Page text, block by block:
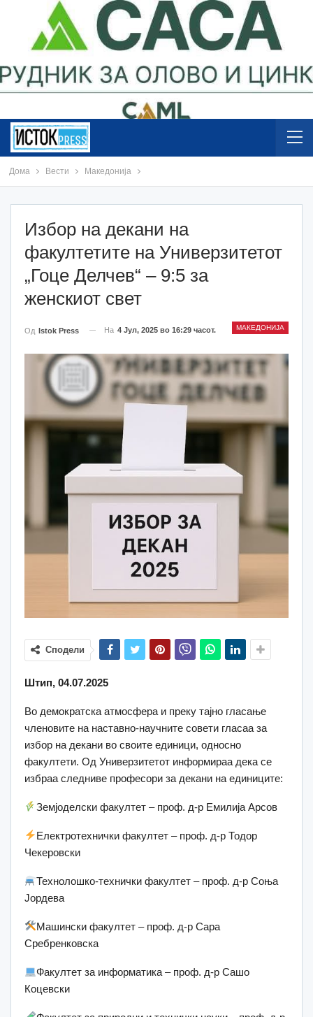
Дома Вести Македонија
Избор на декани на
факултетите на Универзитетот
„Гоце Делчев“ – 9:5 за
женскиот свет
МАКЕДОНИЈА
Од Istok Press На 4 Јул, 2025 во 16:29 часот.
Сподели
Штип, 04.07.2025
Во демократска атмосфера и преку тајно гласање
членовите на наставно-научните совети гласаа за
избор на декани во своите единици, односно
факултети. Од Универзитетот информираа дека се
избраа следниве професори за декани на единиците:
Земјоделски факултет – проф. д-р Емилија Арсов
Електротехнички факултет – проф. д-р Тодор
Чекеровски
Технолошко-технички факултет – проф. д-р Соња
Јордева
Машински факултет – проф. д-р Сара
Сребренковска
Факултет за информатика – проф. д-р Сашо
Коцевски